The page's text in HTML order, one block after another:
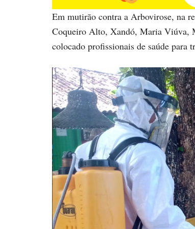
Em mutirão contra a Arbovirose, na
Coqueiro Alto, Xandó, Maria Viúva,
colocado profissionais de saúde para